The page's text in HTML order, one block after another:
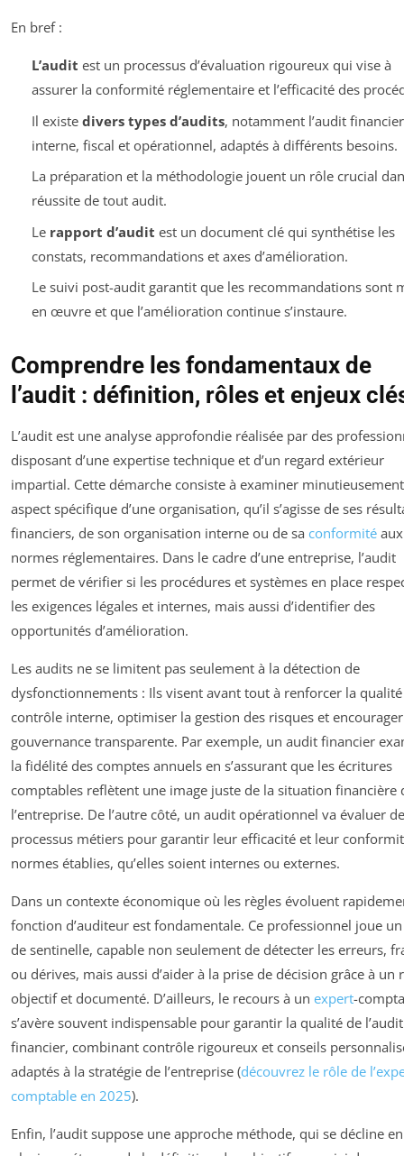
En bref :
L’audit est un processus d’évaluation rigoureux qui vise à
assurer la conformité réglementaire et l’efficacité des
Il existe divers types d’audits, notamment l’audit
interne, fiscal et opérationnel, adaptés à différents besoins.
La préparation et la méthodologie jouent un rôle crucial
réussite de tout audit.
Le rapport d’audit est un document clé qui synthétise les
constats, recommandations et axes d’amélioration.
Le suivi post-audit garantit que les recommandations sont
en œuvre et que l’amélioration continue s’instaure.
Comprendre les fondamentaux de
l’audit : définition, rôles et enjeux
L’audit est une analyse approfondie réalisée par des
disposant d’une expertise technique et d’un regard extérieur
impartial. Cette démarche consiste à examiner
aspect spécifique d’une organisation, qu’il s’agisse de ses
financiers, de son organisation interne ou de sa conformité aux
normes réglementaires. Dans le cadre d’une entreprise, l’audit
permet de vérifier si les procédures et systèmes en place
les exigences légales et internes, mais aussi d’identifier des
opportunités d’amélioration.
Les audits ne se limitent pas seulement à la détection de
dysfonctionnements : Ils visent avant tout à renforcer la
contrôle interne, optimiser la gestion des risques et
gouvernance transparente. Par exemple, un audit financier
la fidélité des comptes annuels en s’assurant que les écritures
comptables reflètent une image juste de la situation financière
l’entreprise. De l’autre côté, un audit opérationnel va évaluer
processus métiers pour garantir leur efficacité et leur
normes établies, qu’elles soient internes ou externes.
Dans un contexte économique où les règles évoluent
fonction d’auditeur est fondamentale. Ce professionnel joue
de sentinelle, capable non seulement de détecter les erreurs,
ou dérives, mais aussi d’aider à la prise de décision grâce à un
objectif et documenté. D’ailleurs, le recours à un expert-
s’avère souvent indispensable pour garantir la qualité de l’audit
financier, combinant contrôle rigoureux et conseils
adaptés à la stratégie de l’entreprise (découvrez le rôle de
comptable en 2025).
Enfin, l’audit suppose une approche méthode, qui se décline en